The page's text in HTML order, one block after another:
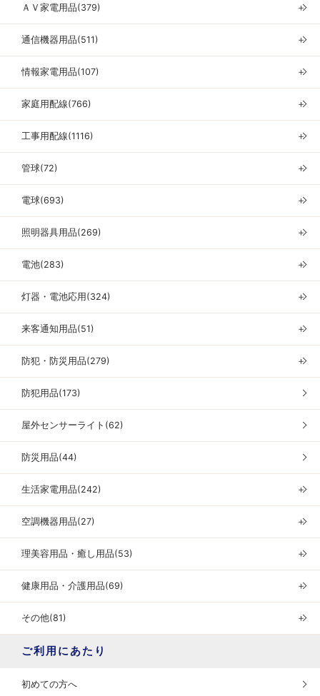
ＡＶ家電用品(379) ＋
通信機器用品(511) ＋
情報家電用品(107) ＋
家庭用配線(766) ＋
工事用配線(1116) ＋
管球(72) ＋
電球(693) ＋
照明器具用品(269) ＋
電池(283) ＋
灯器・電池応用(324) ＋
来客通知用品(51) ＋
防犯・防災用品(279) ＋
防犯用品(173)
屋外センサーライト(62)
防災用品(44)
生活家電用品(242) ＋
空調機器用品(27) ＋
理美容用品・癒し用品(53) ＋
健康用品・介護用品(69) ＋
その他(81) ＋
ご利用にあたり
初めての方へ